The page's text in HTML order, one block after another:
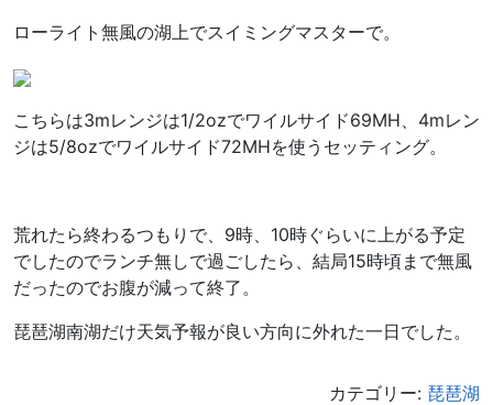
ローライト無風の湖上でスイミングマスターで。
こちらは3mレンジは1/2ozでワイルサイド69MH、4mレン
ジは5/8ozでワイルサイド72MHを使うセッティング。
荒れたら終わるつもりで、9時、10時ぐらいに上がる予定
でしたのでランチ無しで過ごしたら、結局15時頃まで無風
だったのでお腹が減って終了。
琵琶湖南湖だけ天気予報が良い方向に外れた一日でした。
カテゴリー: 琵琶湖